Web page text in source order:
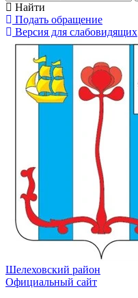
Найти
Подать обращение
Версия для слабовидящих
Шелеховский район
Официальный сайт